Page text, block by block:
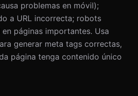
problemas en móvil);
a URL incorrecta; robots
páginas importantes. Usa
generar meta tags correctas,
página tenga contenido único